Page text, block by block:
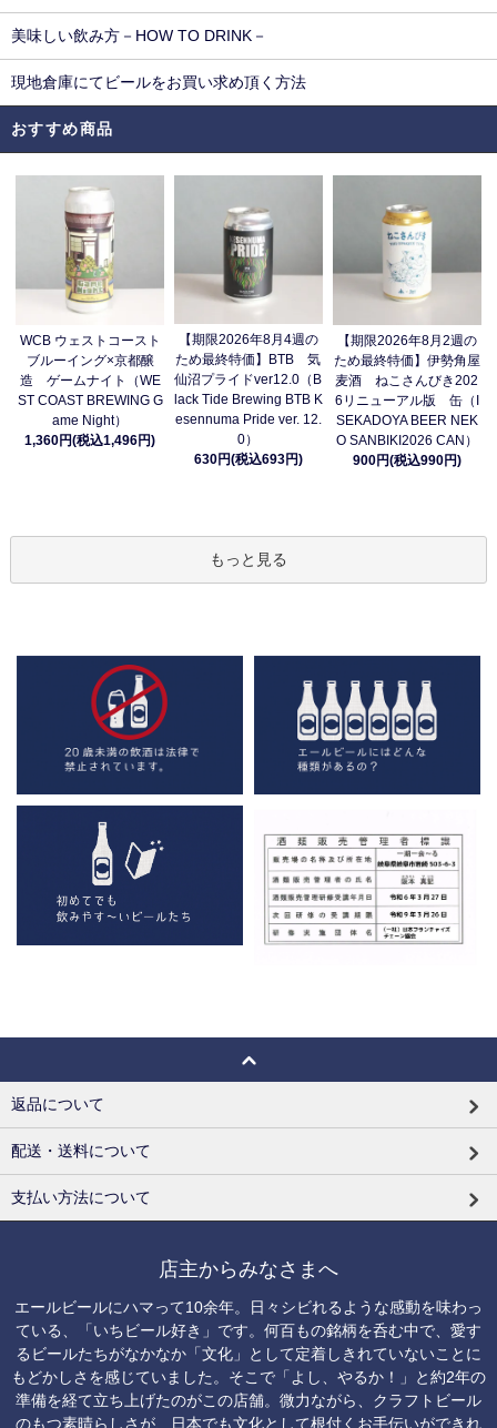
美味しい飲み方－HOW TO DRINK－
現地倉庫にてビールをお買い求め頂く方法
おすすめ商品
WCB ウェストコースト
ブルーイング×京都醸
造 ゲームナイト（WE
ST COAST BREWING G
ame Night）
1,360円(税込1,496円)
【期限2026年8月4週の
ため最終特価】BTB 気
仙沼プライドver12.0（B
lack Tide Brewing BTB K
esennuma Pride ver. 12.
0）
630円(税込693円)
【期限2026年8月2週の
ため最終特価】伊勢角屋
麦酒 ねこさんびき202
6リニューアル版 缶（I
SEKADOYA BEER NEK
O SANBIKI2026 CAN）
900円(税込990円)
もっと見る
返品について
配送・送料について
支払い方法について
店主からみなさまへ
エールビールにハマって10余年。日々シビれるような感動を味わっ
ている、「いちビール好き」です。何百もの銘柄を呑む中で、愛す
るビールたちがなかなか「文化」として定着しきれていないことに
もどかしさを感じていました。そこで「よし、やるか！」と約2年の
準備を経て立ち上げたのがこの店舗。微力ながら、クラフトビール
のもつ素晴らしさが、日本でも文化として根付くお手伝いができれ